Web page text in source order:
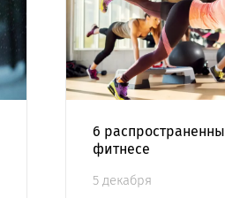
6
фитнесе
5 декабря